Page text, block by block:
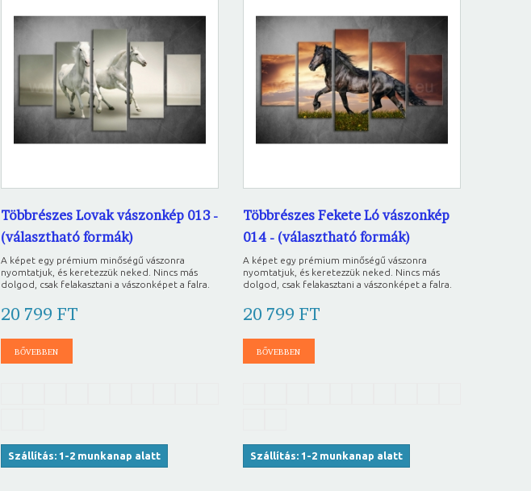
Többrészes Lovak vászonkép 013 -
(választható formák)
A képet egy prémium minőségű vászonra
nyomtatjuk, és keretezzük neked. Nincs más
dolgod, csak felakasztani a vászonképet a falra.
20 799 FT
BŐVEBBEN
Szállítás: 1-2 munkanap alatt
Többrészes Fekete Ló vászonkép
014 - (választható formák)
A képet egy prémium minőségű vászonra
nyomtatjuk, és keretezzük neked. Nincs más
dolgod, csak felakasztani a vászonképet a falra.
20 799 FT
BŐVEBBEN
Szállítás: 1-2 munkanap alatt